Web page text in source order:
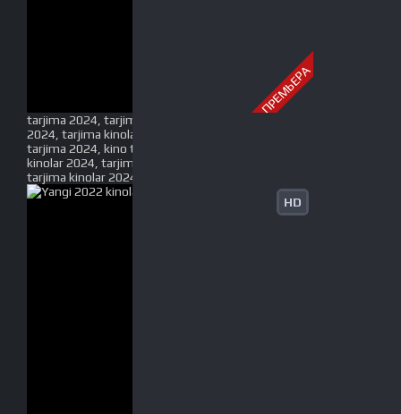
ПРЕМЬЕРА
tarjima 2024, tarjima kinolar 2024, uzbek tarjima
2024, tarjima kinolar tilida tilida 2024, uzbek tilida
tarjima 2024, kino tarjima 2024, uzbek tarjima
kinolar 2024, tarjima kinolar 2024 uzbek tilida,
tarjima kinolar 2024 o zbek, tarjima kinolar 2024
HD